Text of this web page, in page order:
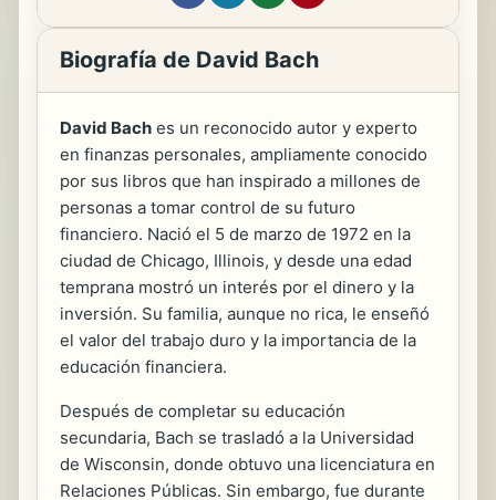
Biografía de David Bach
David Bach es un reconocido autor y experto
en finanzas personales, ampliamente conocido
por sus libros que han inspirado a millones de
personas a tomar control de su futuro
financiero. Nació el 5 de marzo de 1972 en la
ciudad de Chicago, Illinois, y desde una edad
temprana mostró un interés por el dinero y la
inversión. Su familia, aunque no rica, le enseñó
el valor del trabajo duro y la importancia de la
educación financiera.
Después de completar su educación
secundaria, Bach se trasladó a la Universidad
de Wisconsin, donde obtuvo una licenciatura en
Relaciones Públicas. Sin embargo, fue durante